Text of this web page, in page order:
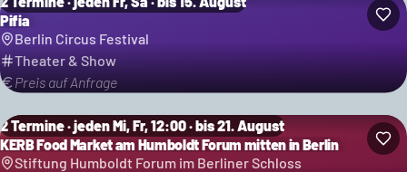
Pifia
Berlin Circus Festival
Theater & Show
Preis auf Anfrage
2 Termine · jeden Mi, Fr, 12:00 · bis 21. August
KERB Food Market am Humboldt Forum mitten in Berlin
Stiftung Humboldt Forum im Berliner Schloss